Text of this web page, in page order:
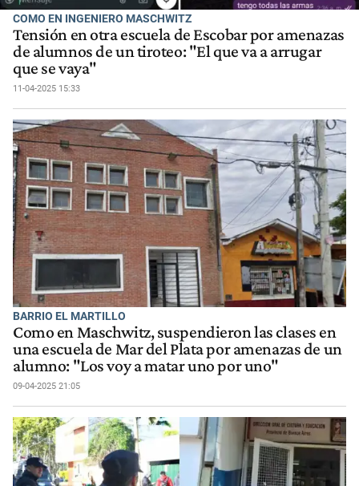
COMO EN INGENIERO MASCHWITZ
Tensión en otra escuela de Escobar por amenazas
de alumnos de un tiroteo: "El que va a arrugar
que se vaya"
11-04-2025 15:33
BARRIO EL MARTILLO
Como en Maschwitz, suspendieron las clases en
una escuela de Mar del Plata por amenazas de un
alumno: "Los voy a matar uno por uno"
09-04-2025 21:05